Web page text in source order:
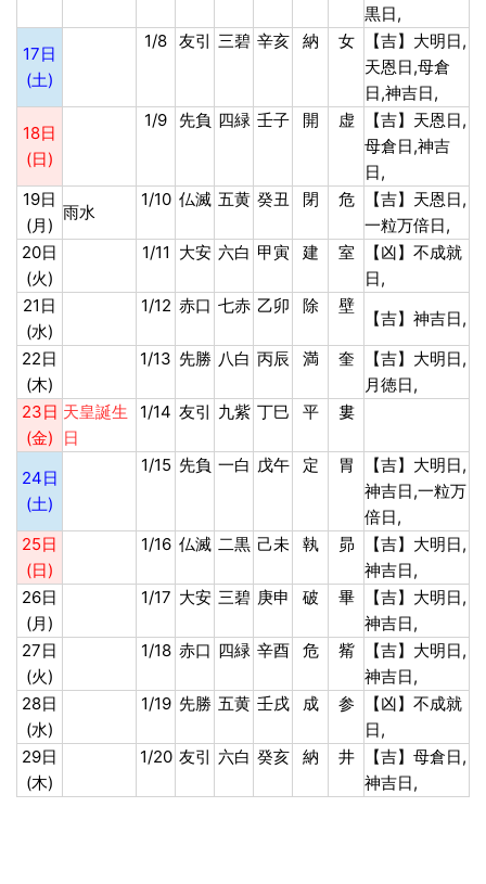
黒日,
17日
(土)
1/8 友引 三碧 辛亥 納 女
【吉】大明日,
天恩日,母倉
日,神吉日,
18日
(日)
1/9 先負 四緑 壬子 開 虚
【吉】天恩日,
母倉日,神吉
日,
19日
(月)
雨水
1/10 仏滅 五黄 癸丑 閉 危
【吉】天恩日,
一粒万倍日,
20日
(火)
1/11 大安 六白 甲寅 建 室
【凶】不成就
日,
21日
(水)
1/12 赤口 七赤 乙卯 除 壁
【吉】神吉日,
22日
(木)
1/13 先勝 八白 丙辰 満 奎
【吉】大明日,
月徳日,
23日
(金)
天皇誕生
日
1/14 友引 九紫 丁巳 平 婁
24日
(土)
1/15 先負 一白 戊午 定 胃
【吉】大明日,
神吉日,一粒万
倍日,
25日
(日)
1/16 仏滅 二黒 己未 執 昴
【吉】大明日,
神吉日,
26日
(月)
1/17 大安 三碧 庚申 破 畢
【吉】大明日,
神吉日,
27日
(火)
1/18 赤口 四緑 辛酉 危 觜
【吉】大明日,
神吉日,
28日
(水)
1/19 先勝 五黄 壬戌 成 参
【凶】不成就
日,
29日
(木)
1/20 友引 六白 癸亥 納 井
【吉】母倉日,
神吉日,